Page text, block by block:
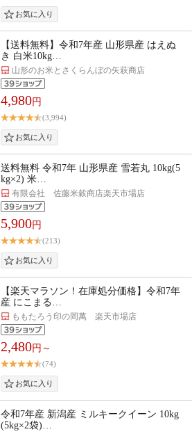
【送料無料】令和7年産 山形県産 はえぬ
き 白米10kg…
山形のお米とさくらんぼの矢萩商店
4,980円
(3,994)
送料無料 令和7年 山形県産 雪若丸 10kg(5
kg×2) 米…
有限会社 佐藤米穀商店楽天市場店
5,900円
(213)
【楽天マラソン！在庫処分価格】令和7年
産 にこまる…
ももたろう印の岡萬 楽天市場店
2,480円～
(74)
令和7年産 新潟産 ミルキークイーン 10kg
(5kg×2袋)…